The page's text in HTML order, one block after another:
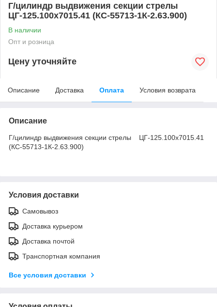
Г/цилиндр выдвижения секции стрелы
ЦГ-125.100х7015.41 (КС-55713-1К-2.63.900)
В наличии
Опт и розница
Цену уточняйте
Описание Доставка Оплата Условия возврата
Описание
Г/цилиндр выдвижения секции стрелы ЦГ-125.100х7015.41
(КС-55713-1К-2.63.900)
Условия доставки
Самовывоз
Доставка курьером
Доставка почтой
Транспортная компания
Все условия доставки